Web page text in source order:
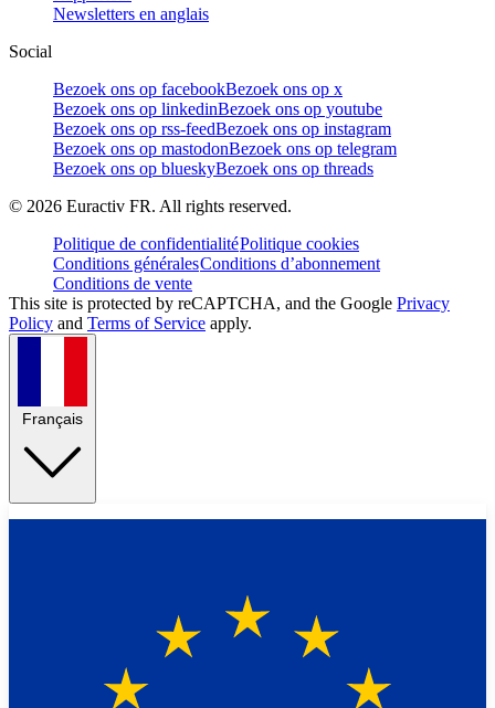
Newsletters en anglais
Social
Bezoek ons op facebookBezoek ons op x
Bezoek ons op linkedinBezoek ons op youtube
Bezoek ons op rss-feedBezoek ons op instagram
Bezoek ons op mastodonBezoek ons op telegram
Bezoek ons op blueskyBezoek ons op threads
© 2026 Euractiv FR. All rights reserved.
Politique de confidentialitéPolitique cookies
Conditions généralesConditions d’abonnement
Conditions de vente
This site is protected by reCAPTCHA, and the Google Privacy
Policy and Terms of Service apply.
Français